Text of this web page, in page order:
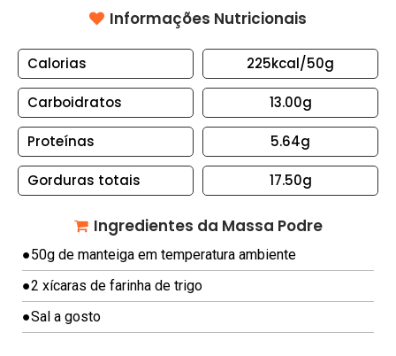
E
T
O
R
T
A
S
A
N
A
P
É
Informações Nutricionais
Calorias 225kcal/50g
Carboidratos 13.00g
Proteínas 5.64g
Gorduras totais 17.50g
Ingredientes da Massa Podre
●50g de manteiga em temperatura ambiente
●2 xícaras de farinha de trigo
●Sal a gosto